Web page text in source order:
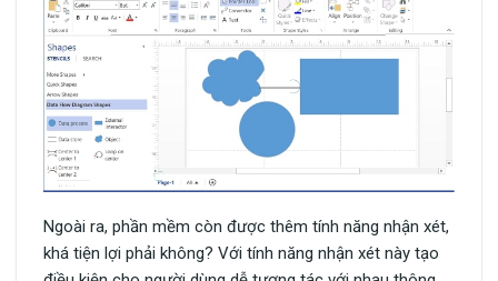
Ngoài ra, phần mềm còn được thêm tính năng nhận xét,
khá tiện lợi phải không? Với tính năng nhận xét này tạo